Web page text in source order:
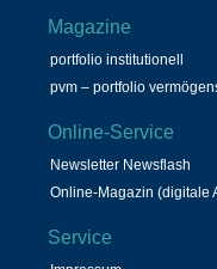
Magazine
portfolio institutionell
pvm – portfolio
Online-Service
Newsletter Newsflash
Online-Magazin (digitale
Service